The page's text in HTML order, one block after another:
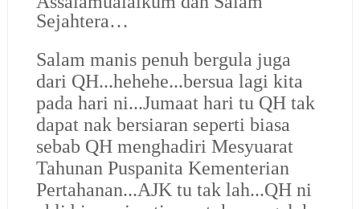
Sejahtera…
Salam manis penuh bergula juga
dari QH...hehehe...bersua lagi kita
pada hari ni...Jumaat hari tu QH tak
dapat nak bersiaran seperti biasa
sebab QH menghadiri Mesyuarat
Tahunan Puspanita Kementerian
Pertahanan...AJK tu tak lah...QH ni